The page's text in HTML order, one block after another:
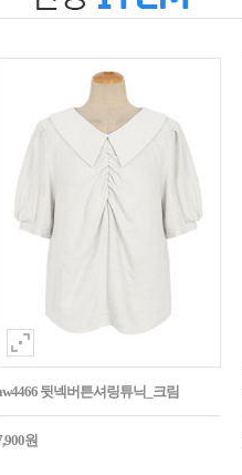
뒷넥버튼셔링튜닉_크림
원